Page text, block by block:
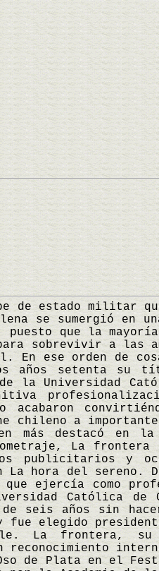
de estado militar
se sumergió en
que la
sobrevivir a las
En ese orden de
años setenta su
la Universidad
chileno a
más destacó en la
La frontera
publicitarios y
La hora del sereno.
ejercía como
Católica de
de seis años sin
fue elegido
La frontera, su
de Plata en el